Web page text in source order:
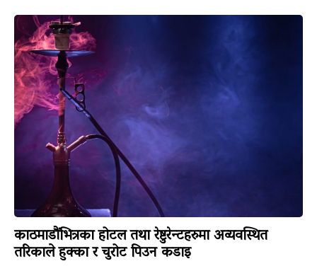
काठमाडौंभित्रका होटल तथा रेष्टुरेन्टहरुमा अव्यवस्थित
तरिकाले हुक्का र चुरोट पिउन कडाइ